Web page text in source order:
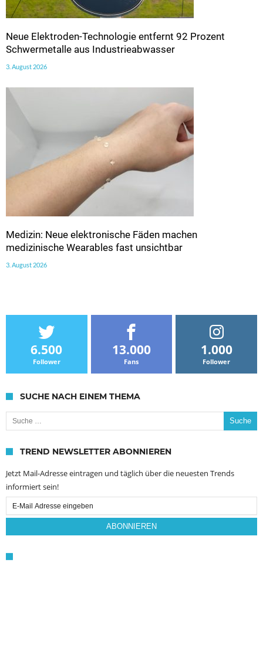
Neue Elektroden-Technologie entfernt 92 Prozent
Schwermetalle aus Industrieabwasser
3. August 2026
Medizin: Neue elektronische Fäden machen
medizinische Wearables fast unsichtbar
3. August 2026
6.500
Follower
13.000
Fans
1.000
Follower
SUCHE NACH EINEM THEMA
Suche nach:
TREND NEWSLETTER ABONNIEREN
Jetzt Mail-Adresse eintragen und täglich über die neuesten Trends
informiert sein!
Email
Subscription
ABONNIEREN